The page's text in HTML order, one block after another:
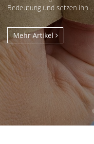
Bedeutung und setzen ihn …
Mehr Artikel